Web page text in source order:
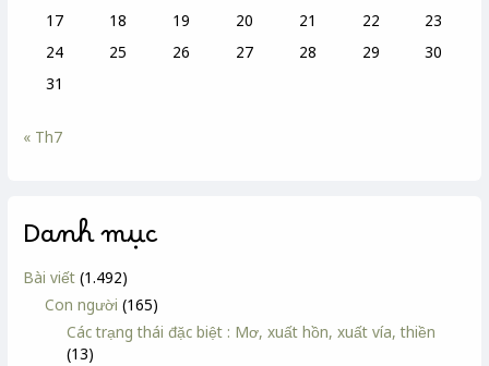
17
18 19 20 21 22
23
24
25 26 27 28 29
30
31
« Th7
Danh mục
Bài viết (1.492)
Con người (165)
Các trạng thái đặc biệt : Mơ, xuất hồn, xuất vía, thiền
(13)